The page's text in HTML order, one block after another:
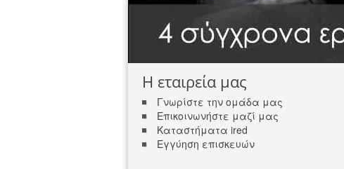
Η εταιρεία μας
Γνωρίστε την ομάδα μας
Επικοινωνήστε μαζί μας
Καταστήματα ired
Εγγύηση επισκευών